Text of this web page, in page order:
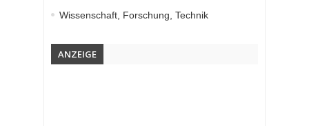
Wissenschaft, Forschung, Technik
ANZEIGE